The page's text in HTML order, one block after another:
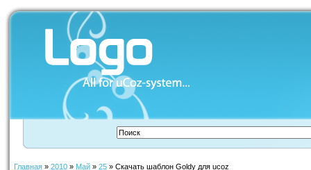
Главная » 2010 » Май » 25 » Скачать шаблон Goldy для ucoz